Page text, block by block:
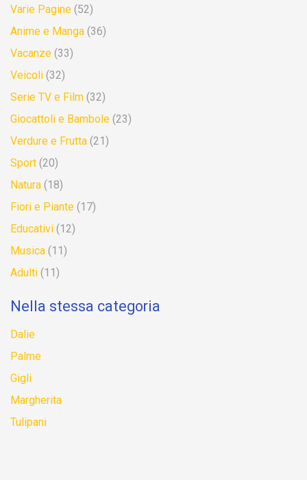
Varie Pagine (52)
Anime e Manga (36)
Vacanze (33)
Veicoli (32)
Serie TV e Film (32)
Giocattoli e Bambole (23)
Verdure e Frutta (21)
Sport (20)
Natura (18)
Fiori e Piante (17)
Educativi (12)
Musica (11)
Adulti (11)
Nella stessa categoria
Dalie
Palme
Gigli
Margherita
Tulipani